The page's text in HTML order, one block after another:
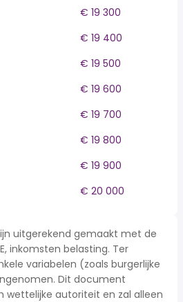
€ 19 300
€ 19 400
€ 19 500
€ 19 600
€ 19 700
€ 19 800
€ 19 900
€ 20 000
uitgerekend gemaakt met de
inkomsten belasting. Ter
variabelen (zoals burgerlijke
Dit document
wettelijke autoriteit en zal alleen